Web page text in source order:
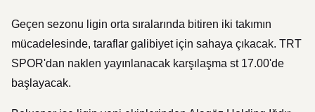
Geçen sezonu ligin orta sıralarında bitiren iki takımın
mücadelesinde, taraflar galibiyet için sahaya çıkacak. TRT
SPOR'dan naklen yayınlanacak karşılaşma st 17.00'de
başlayacak.